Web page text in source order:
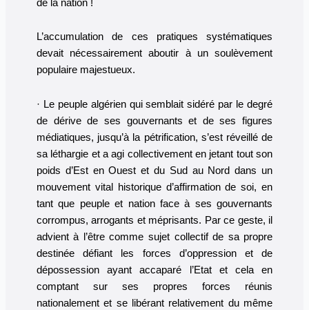
de la nation !
L’accumulation de ces pratiques systématiques
devait nécessairement aboutir à un soulèvement
populaire majestueux.
· Le peuple algérien qui semblait sidéré par le degré
de dérive de ses gouvernants et de ses figures
médiatiques, jusqu’à la pétrification, s’est réveillé de
sa léthargie et a agi collectivement en jetant tout son
poids d’Est en Ouest et du Sud au Nord dans un
mouvement vital historique d’affirmation de soi, en
tant que peuple et nation face à ses gouvernants
corrompus, arrogants et méprisants. Par ce geste, il
advient à l’être comme sujet collectif de sa propre
destinée défiant les forces d’oppression et de
dépossession ayant accaparé l’Etat et cela en
comptant sur ses propres forces réunis
nationalement et se libérant relativement du même